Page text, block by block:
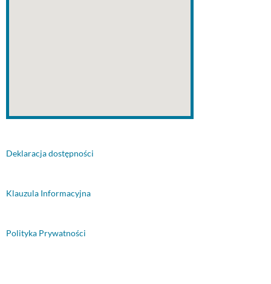
Deklaracja dostępności
Klauzula Informacyjna
Polityka Prywatności